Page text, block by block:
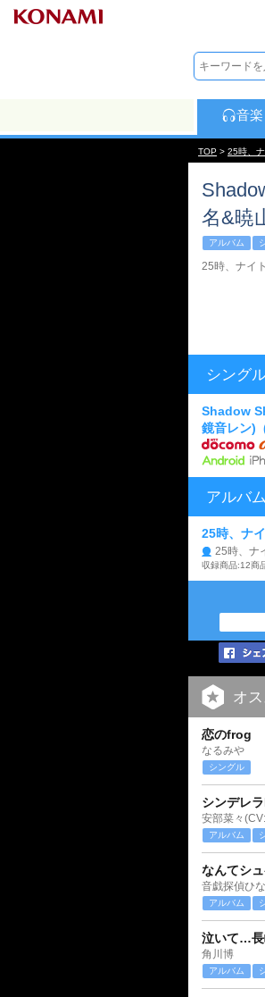
音楽
TOP > 25時、ナ
名&暁
アルバム
25時、ナイ
シング
Shadow
鏡音レン)
アルバム
25時、ナ
25時、ナ
収録商品:12商
オ
恋のfrog
なるみや
シングル
シンデレ
アルバム
なんてシ
音戯探偵ひ
アルバム
泣いて…
角川博
アルバム